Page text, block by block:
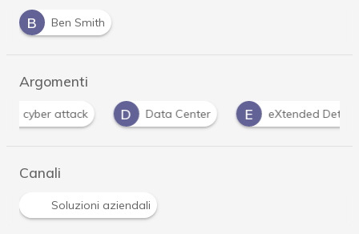
B
Ben Smith
Argomenti
D
Data Center E eXtended Detection and Response
Canali
Soluzioni aziendali